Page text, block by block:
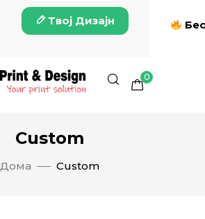
Твој Дизајн
0
Custom
Дома Custom